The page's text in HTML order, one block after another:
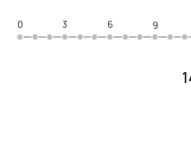
0
3 6 9